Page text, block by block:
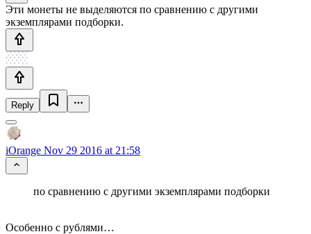
Эти монеты не выделяются по сравнению с другими
экземплярами подборки.
Reply
iOrange Nov 29 2016 at 21:58
по сравнению с другими экземплярами подборки
Особенно с рублями…